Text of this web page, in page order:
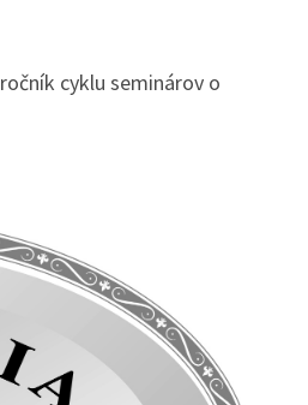
cyklu seminárov o